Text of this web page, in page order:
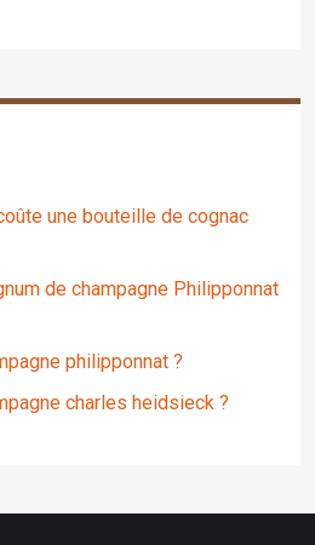
une bouteille de cognac
de champagne Philipponnat
philipponnat ?
charles heidsieck ?